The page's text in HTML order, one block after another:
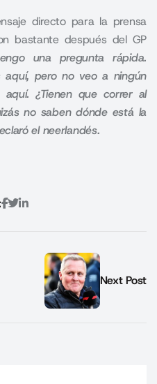
directo para la prensa
bastante después del GP
una pregunta rápida.
pero no veo a ningún
¿Tienen que correr al
no saben dónde está la
el neerlandés.
Next Post